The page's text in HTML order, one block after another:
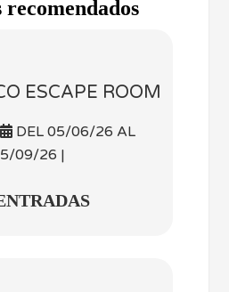
ESCAPE ROOM
DEL 05/06/26 AL
09/26 |